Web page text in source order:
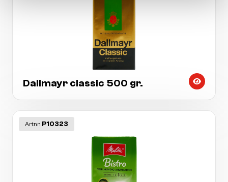
Dallmayr classic 500 gr.
Artnr: P10323